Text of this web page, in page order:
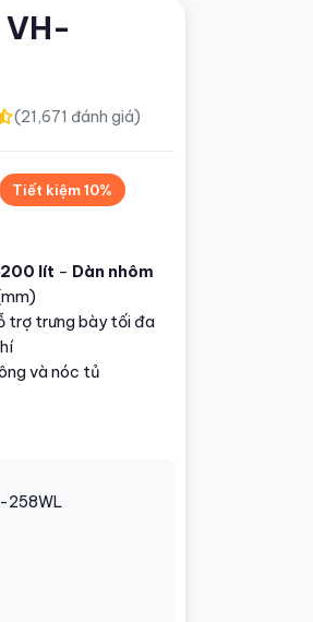
VH-
(21,671 đánh giá)
Tiết kiệm 10%
200 lít – Dàn nhôm
trợ trưng bày tối đa
và nóc tủ
258WL